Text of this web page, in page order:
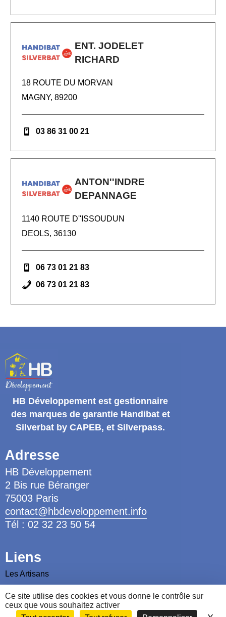
Ce site utilise des cookies et vous donne le contrôle sur
ceux que vous souhaitez activer
ENT. JODELET
RICHARD
18 ROUTE DU MORVAN
MAGNY, 89200
03 86 31 00 21
ANTON''INDRE
DEPANNAGE
1140 ROUTE D''ISSOUDUN
DEOLS, 36130
06 73 01 21 83
06 73 01 21 83
HB Développement est gestionnaire
des marques de garantie Handibat et
Silverbat by CAPEB, et Silverpass.
Adresse
HB Développement
2 Bis rue Béranger
75003 Paris
contact@hbdeveloppement.info
Tél : 02 32 23 50 54
Liens
Les Artisans
Nous contacter